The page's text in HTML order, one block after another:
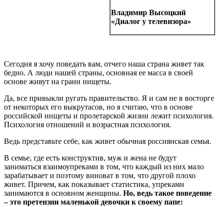
Владимир Высоцкий
«Диалог у телевизора»
Сегодня я хочу поведать вам, отчего наша страна живет так
бедно. А люди нашей страны, основная ее масса в своей
основе живут на грани нищеты.
Да, все привыкли ругать правительство. Я и сам не в восторге
от некоторых его выкрутасов, но я считаю, что в основе
российской нищеты и пролетарской жизни лежит психология.
Психология отношений и возрастная психология.
Ведь представьте себе, как живет обычная россиянская семья.
В семье, где есть конструктив, муж и жена не будут
заниматься взаимоупреками в том, что каждый из них мало
зарабатывает и поэтому виноват в том, что другой плохо
живет. Причем, как показывает статистика, упреками
занимаются в основном женщины. Но, ведь такое поведение
– это претензии маленькой девочки к своему папе: